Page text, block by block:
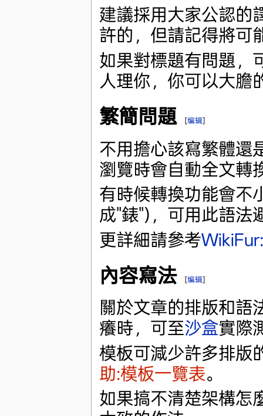
建議採用大家公認的
許的，但請記得將可
如果對標題有問題，
人理你，你可以大膽
繁簡問題 [编辑]
不用擔心該寫繁體還
瀏覽時會自動全文轉
有時候轉換功能會不
成"錶")，可用此語法
更詳細請參考
內容寫法 [编辑]
關於文章的排版和語
癢時，可至沙盒實際
模板可減少許多排版
助:模板一覽表。
如果搞不清楚架構怎